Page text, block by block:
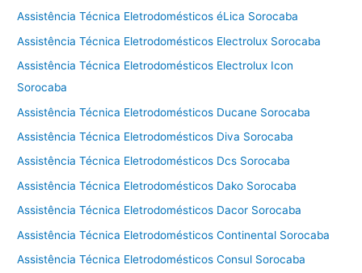
Assistência Técnica Eletrodomésticos éLica Sorocaba
Assistência Técnica Eletrodomésticos Electrolux Sorocaba
Assistência Técnica Eletrodomésticos Electrolux Icon
Sorocaba
Assistência Técnica Eletrodomésticos Ducane Sorocaba
Assistência Técnica Eletrodomésticos Diva Sorocaba
Assistência Técnica Eletrodomésticos Dcs Sorocaba
Assistência Técnica Eletrodomésticos Dako Sorocaba
Assistência Técnica Eletrodomésticos Dacor Sorocaba
Assistência Técnica Eletrodomésticos Continental Sorocaba
Assistência Técnica Eletrodomésticos Consul Sorocaba